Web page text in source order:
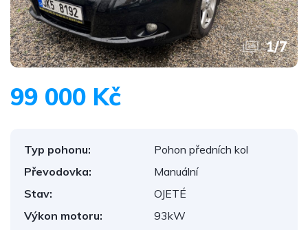
1/7
99 000 Kč
Typ pohonu:
Pohon předních kol
Převodovka:
Manuální
Stav:
OJETÉ
Výkon motoru:
93kW